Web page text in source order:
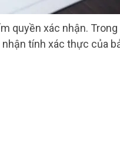
quyền xác nhận. Trong
tính xác thực của